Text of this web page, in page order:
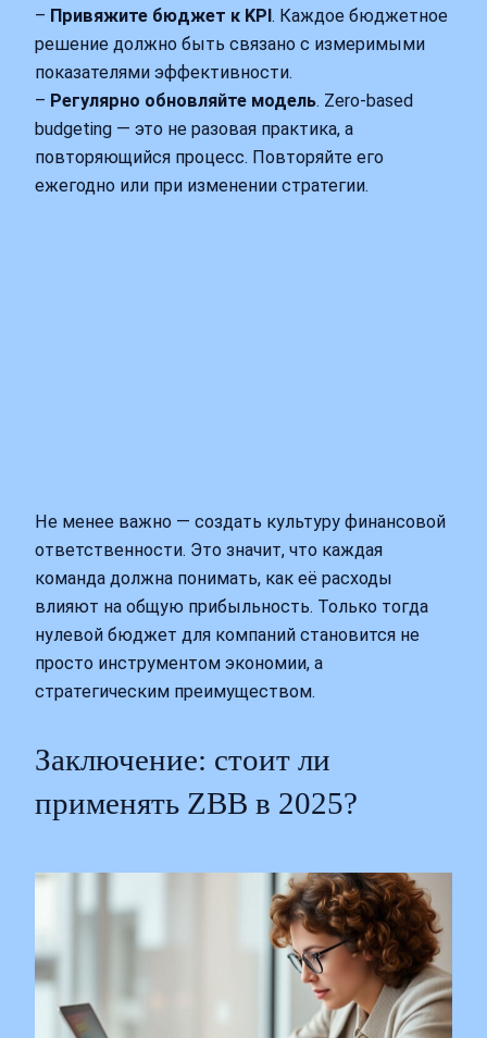
– Привяжите бюджет к KPI. Каждое бюджетное
решение должно быть связано с измеримыми
показателями эффективности.
– Регулярно обновляйте модель. Zero-based
budgeting — это не разовая практика, а
повторяющийся процесс. Повторяйте его
ежегодно или при изменении стратегии.
Не менее важно — создать культуру финансовой
ответственности. Это значит, что каждая
команда должна понимать, как её расходы
влияют на общую прибыльность. Только тогда
нулевой бюджет для компаний становится не
просто инструментом экономии, а
стратегическим преимуществом.
Заключение: стоит ли
применять ZBB в 2025?